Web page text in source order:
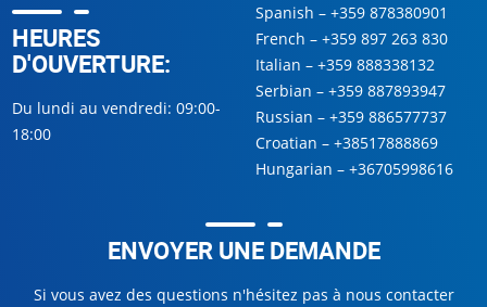
HEURES
D'OUVERTURE:
Du lundi au vendredi: 09:00-
18:00
Spanish – +359 878380901
French – +359 897 263 830
Italian – +359 888338132
Serbian – +359 887893947
Russian – +359 886577737
Croatian – +38517888869
Hungarian – +36705998616
ENVOYER UNE DEMANDE
Si vous avez des questions n'hésitez pas à nous contacter